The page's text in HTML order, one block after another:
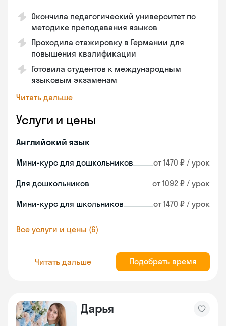
Окончила педагогический университет по
методике преподавания языков
Проходила стажировку в Германии для
повышения квалификации
Готовила студентов к международным
языковым экзаменам
Читать дальше
Услуги и цены
Английский язык
Мини-курс для дошкольников от 1470 ₽ / урок
Для дошкольников от 1092 ₽ / урок
Мини-курс для школьников от 1470 ₽ / урок
Все услуги и цены (6)
Читать дальше Подобрать время
Дарья